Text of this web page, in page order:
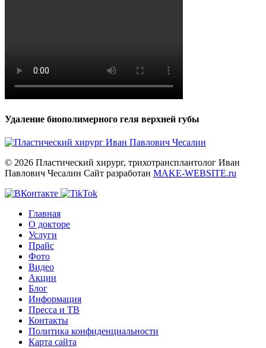
Удаление биополимерного геля верхней губы
© 2026 Пластический хирург, трихотрансплантолог Иван
Павлович Чесалин Сайт разработан MAKE-WEBSITE.ru
Главная
О докторе
Услуги
Прайс
Фото
Видео
Акции
Блог
Информация
Пресса и ТВ
Контакты
Политика конфиденциальности
Карта сайта